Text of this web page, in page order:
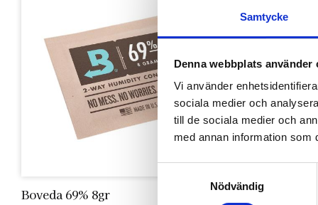
Samtycke
Denna webbplats använder
Vi använder
sociala medier och
till de sociala medier och
med annan information som
Nödvändig
Boveda 69% 8gr Boveda